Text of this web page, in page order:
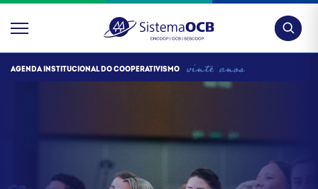
AGENDA INSTITUCIONAL DO COOPERATIVISMO